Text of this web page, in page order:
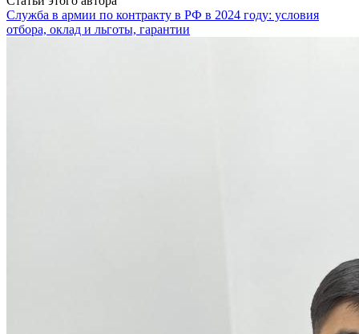
Служба в армии по контракту в РФ в 2024 году: условия
отбора, оклад и льготы, гарантии